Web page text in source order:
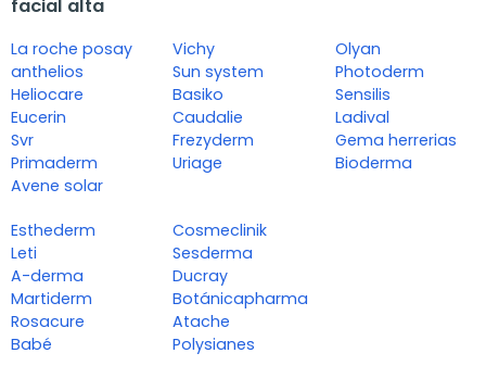
facial alta
La roche posay
anthelios
Heliocare
Eucerin
Svr
Primaderm
Avene solar
Vichy
Sun system
Basiko
Caudalie
Frezyderm
Uriage
Olyan
Photoderm
Sensilis
Ladival
Gema herrerias
Bioderma
Esthederm
Leti
A-derma
Martiderm
Rosacure
Babé
Cosmeclinik
Sesderma
Ducray
Botánicapharma
Atache
Polysianes